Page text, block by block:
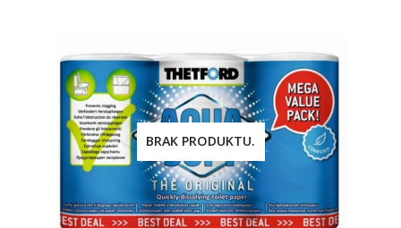
BRAK PRODUKTU.